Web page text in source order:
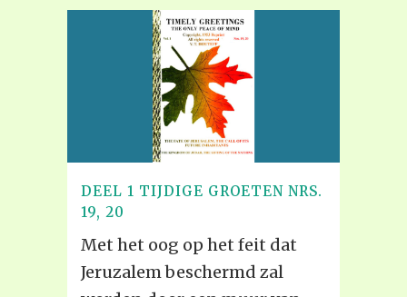
DEEL 1 TIJDIGE GROETEN NRS.
19, 20
Met het oog op het feit dat
Jeruzalem beschermd zal